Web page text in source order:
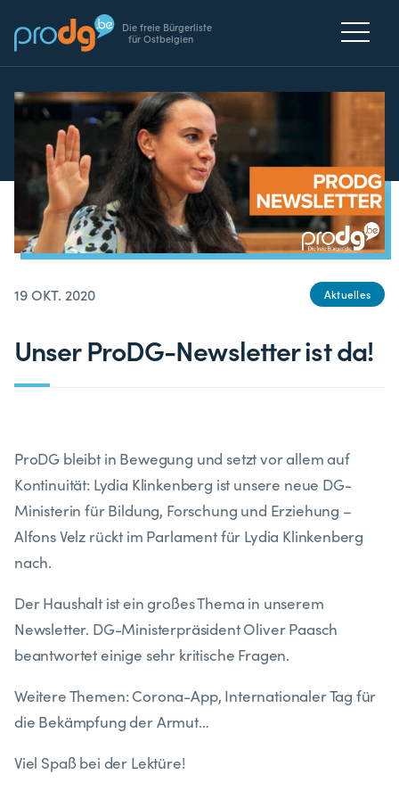
Die freie Bürgerliste
für Ostbelgien
19 OKT. 2020 Aktuelles
Unser ProDG-Newsletter ist da!
ProDG bleibt in Bewegung und setzt vor allem auf
Kontinuität: Lydia Klinkenberg ist unsere neue DG-
Ministerin für Bildung, Forschung und Erziehung –
Alfons Velz rückt im Parlament für Lydia Klinkenberg
nach.
Der Haushalt ist ein großes Thema in unserem
Newsletter. DG-Ministerpräsident Oliver Paasch
beantwortet einige sehr kritische Fragen.
Weitere Themen: Corona-App, Internationaler Tag für
die Bekämpfung der Armut…
Viel Spaß bei der Lektüre!